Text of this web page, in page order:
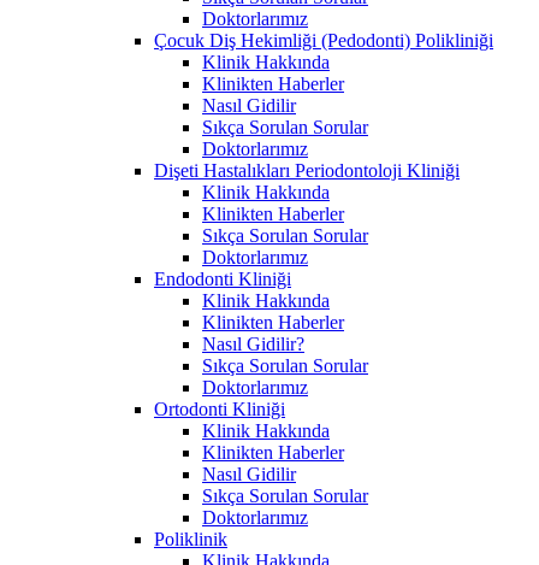
Doktorlarımız
Çocuk Diş Hekimliği (Pedodonti) Polikliniği
Klinik Hakkında
Klinikten Haberler
Nasıl Gidilir
Sıkça Sorulan Sorular
Doktorlarımız
Dişeti Hastalıkları Periodontoloji Kliniği
Klinik Hakkında
Klinikten Haberler
Sıkça Sorulan Sorular
Doktorlarımız
Endodonti Kliniği
Klinik Hakkında
Klinikten Haberler
Nasıl Gidilir?
Sıkça Sorulan Sorular
Doktorlarımız
Ortodonti Kliniği
Klinik Hakkında
Klinikten Haberler
Nasıl Gidilir
Sıkça Sorulan Sorular
Doktorlarımız
Poliklinik
Klinik Hakkında